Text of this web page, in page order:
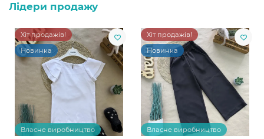
Лідери продажу
Хіт продажів!
Новинка
Власне виробництво
Хіт продажів!
Новинка
Власне виробництво